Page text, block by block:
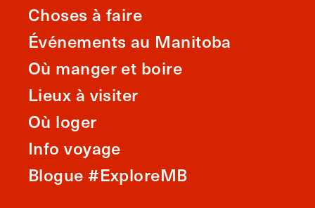
Choses à faire
Événements au Manitoba
Où manger et boire
Lieux à visiter
Où loger
Info voyage
Blogue #ExploreMB